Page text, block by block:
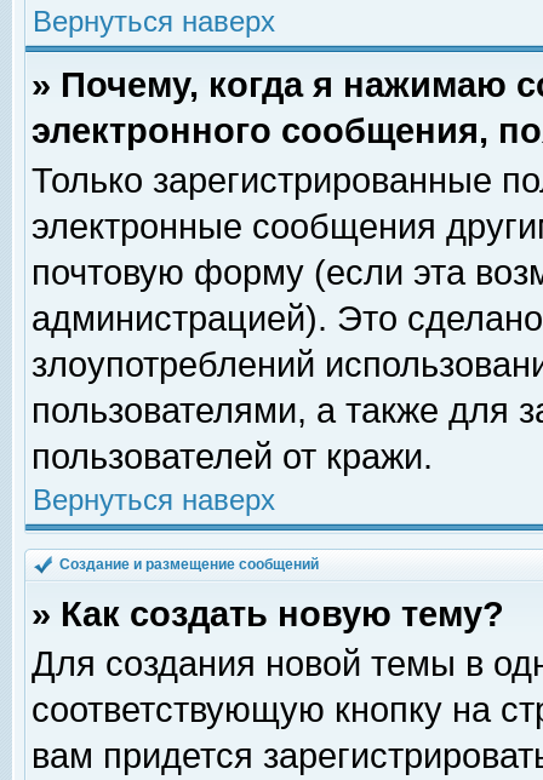
Вернуться наверх
» Почему, когда я нажимаю
электронного сообщения,
Только зарегистрированные
электронные сообщения
почтовую форму (если эта
администрацией). Это
злоупотреблений
пользователями, а также для
пользователей от кражи.
Вернуться наверх
Создание и размещение сообщений
» Как создать новую тему?
Для создания новой темы в
соответствующую кнопку на
вам придется